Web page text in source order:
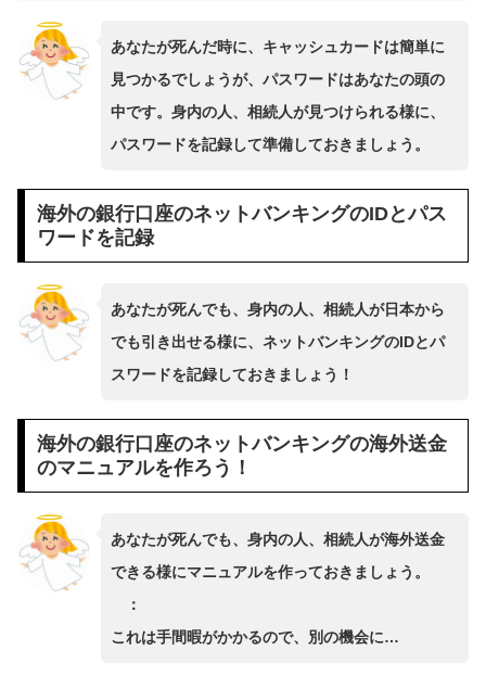
あなたが死んだ時に、キャッシュカードは簡単に
見つかるでしょうが、パスワードはあなたの頭の
中です。身内の人、相続人が見つけられる様に、
パスワードを記録して準備しておきましょう。
海外の銀行口座のネットバンキングのIDとパス
ワードを記録
あなたが死んでも、身内の人、相続人が日本から
でも引き出せる様に、ネットバンキングのIDとパ
スワードを記録しておきましょう！
海外の銀行口座のネットバンキングの海外送金
のマニュアルを作ろう！
あなたが死んでも、身内の人、相続人が海外送金
できる様にマニュアルを作っておきましょう。
：
これは手間暇がかかるので、別の機会に…